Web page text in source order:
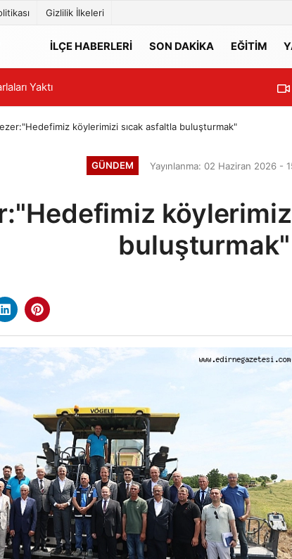
Gizlilik İlkeleri
İLÇE HABERLERİ SON DAKİKA EĞİTİM
Yaktı 15:34
köylerimizi sıcak asfaltla buluşturmak"
GÜNDEM Yayınlanma: 02 Haziran 2026 -
buluşturmak"